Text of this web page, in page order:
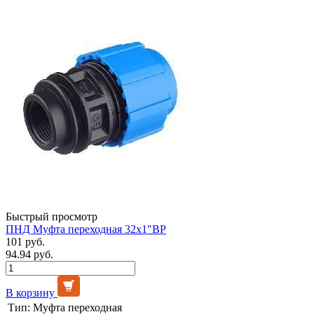
Быстрый просмотр
ПНД Муфта переходная 32х1"ВР
101 руб.
94.94 руб.
В корзину
Тип: Муфта переходная